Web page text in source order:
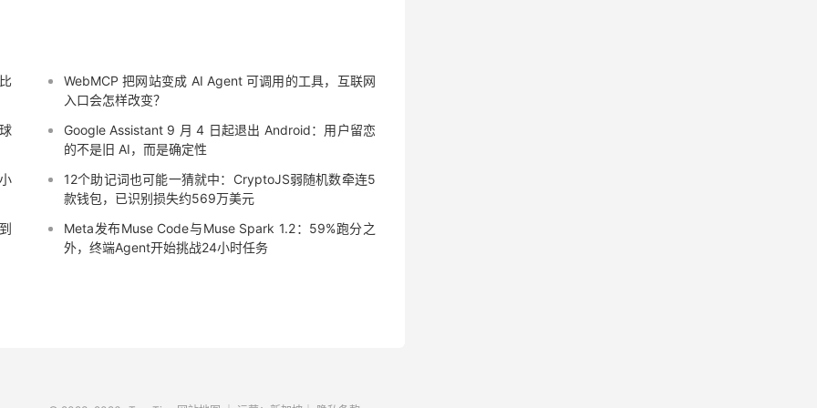
WebMCP 把网站变成 AI Agent 可调用的工具，互联网
入口会怎样改变？
Google Assistant 9 月 4 日起退出 Android：用户留恋
的不是旧 AI，而是确定性
12个助记词也可能一猜就中：CryptoJS弱随机数牵连5
款钱包，已识别损失约569万美元
Meta发布Muse Code与Muse Spark 1.2：59%跑分之
外，终端Agent开始挑战24小时任务